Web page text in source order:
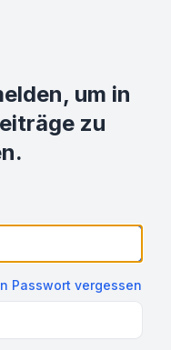
um in
zu
Passwort vergessen